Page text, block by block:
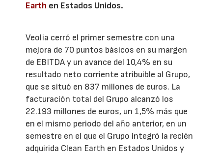
Earth en Estados Unidos.
Veolia cerró el primer semestre con una
mejora de 70 puntos básicos en su margen
de EBITDA y un avance del 10,4% en su
resultado neto corriente atribuible al Grupo,
que se situó en 837 millones de euros. La
facturación total del Grupo alcanzó los
22.193 millones de euros, un 1,5% más que
en el mismo periodo del año anterior, en un
semestre en el que el Grupo integró la recién
adquirida Clean Earth en Estados Unidos y